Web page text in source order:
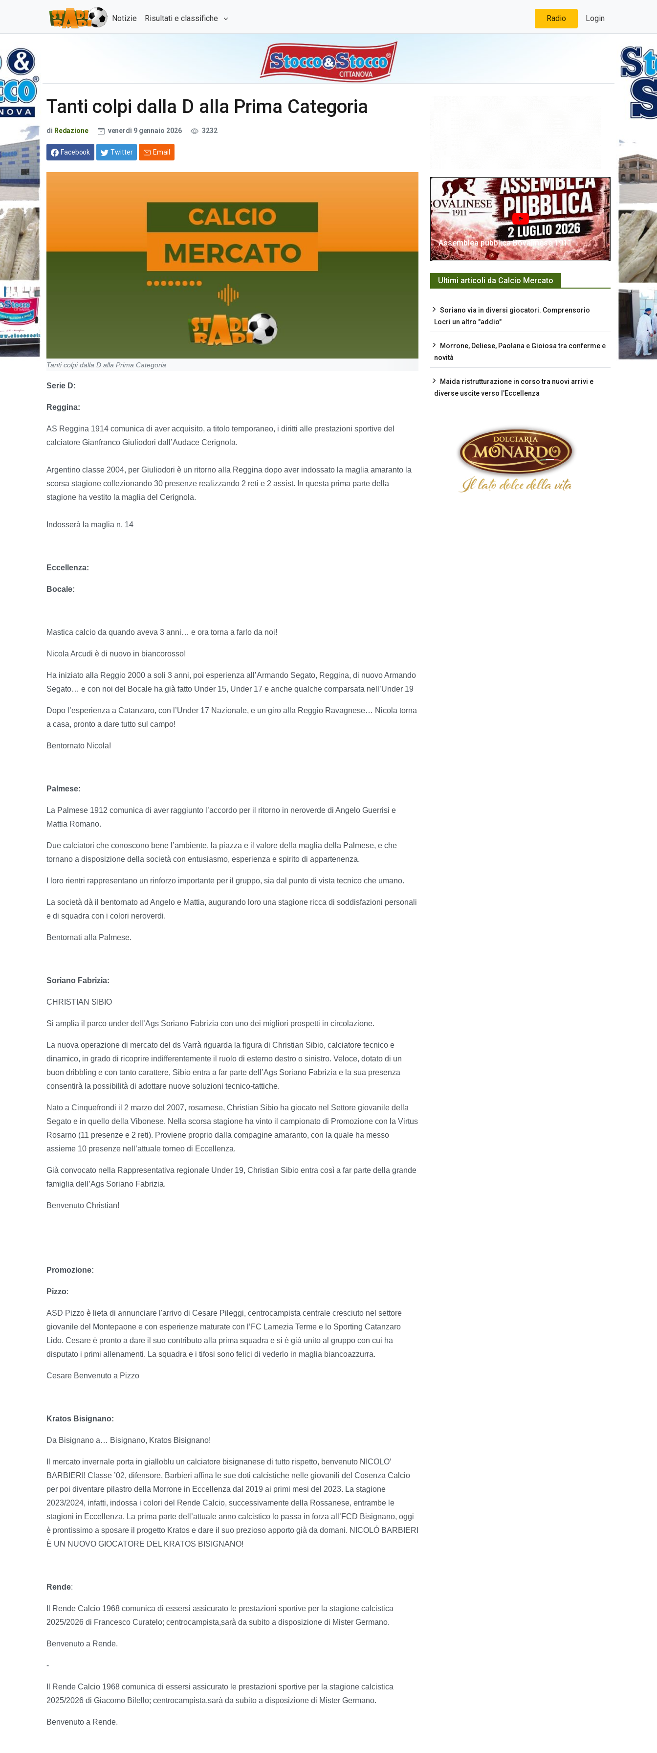
Notizie Risultati e classifiche Radio Login
Tanti colpi dalla D alla Prima Categoria
di Redazione venerdì 9 gennaio 2026 3232
Facebook Twitter Email
Tanti colpi dalla D alla Prima Categoria
Serie D:
Reggina:
AS Reggina 1914 comunica di aver acquisito, a titolo temporaneo, i diritti alle prestazioni sportive del
calciatore Gianfranco Giuliodori dall’Audace Cerignola.
Argentino classe 2004, per Giuliodori è un ritorno alla Reggina dopo aver indossato la maglia amaranto la
scorsa stagione collezionando 30 presenze realizzando 2 reti e 2 assist. In questa prima parte della
stagione ha vestito la maglia del Cerignola.
Indosserà la maglia n. 14
Eccellenza:
Bocale:
Mastica calcio da quando aveva 3 anni… e ora torna a farlo da noi!
Nicola Arcudi è di nuovo in biancorosso!
Ha iniziato alla Reggio 2000 a soli 3 anni, poi esperienza all’Armando Segato, Reggina, di nuovo Armando
Segato… e con noi del Bocale ha già fatto Under 15, Under 17 e anche qualche comparsata nell’Under 19
Dopo l’esperienza a Catanzaro, con l’Under 17 Nazionale, e un giro alla Reggio Ravagnese… Nicola torna
a casa, pronto a dare tutto sul campo!
Bentornato Nicola!
Palmese:
La Palmese 1912 comunica di aver raggiunto l’accordo per il ritorno in neroverde di Angelo Guerrisi e
Mattia Romano.
Due calciatori che conoscono bene l’ambiente, la piazza e il valore della maglia della Palmese, e che
tornano a disposizione della società con entusiasmo, esperienza e spirito di appartenenza.
I loro rientri rappresentano un rinforzo importante per il gruppo, sia dal punto di vista tecnico che umano.
La società dà il bentornato ad Angelo e Mattia, augurando loro una stagione ricca di soddisfazioni personali
e di squadra con i colori neroverdi.
Bentornati alla Palmese.
Soriano Fabrizia:
CHRISTIAN SIBIO
Si amplia il parco under dell’Ags Soriano Fabrizia con uno dei migliori prospetti in circolazione.
La nuova operazione di mercato del ds Varrà riguarda la figura di Christian Sibio, calciatore tecnico e
dinamico, in grado di ricoprire indifferentemente il ruolo di esterno destro o sinistro. Veloce, dotato di un
buon dribbling e con tanto carattere, Sibio entra a far parte dell’Ags Soriano Fabrizia e la sua presenza
consentirà la possibilità di adottare nuove soluzioni tecnico-tattiche.
Nato a Cinquefrondi il 2 marzo del 2007, rosarnese, Christian Sibio ha giocato nel Settore giovanile della
Segato e in quello della Vibonese. Nella scorsa stagione ha vinto il campionato di Promozione con la Virtus
Rosarno (11 presenze e 2 reti). Proviene proprio dalla compagine amaranto, con la quale ha messo
assieme 10 presenze nell’attuale torneo di Eccellenza.
Già convocato nella Rappresentativa regionale Under 19, Christian Sibio entra così a far parte della grande
famiglia dell’Ags Soriano Fabrizia.
Benvenuto Christian!
Promozione:
Pizzo:
ASD Pizzo è lieta di annunciare l'arrivo di Cesare Pileggi, centrocampista centrale cresciuto nel settore
giovanile del Montepaone e con esperienze maturate con l’FC Lamezia Terme e lo Sporting Catanzaro
Lido. Cesare è pronto a dare il suo contributo alla prima squadra e si è già unito al gruppo con cui ha
disputato i primi allenamenti. La squadra e i tifosi sono felici di vederlo in maglia biancoazzurra.
Cesare Benvenuto a Pizzo
Kratos Bisignano:
Da Bisignano a… Bisignano, Kratos Bisignano!
Il mercato invernale porta in gialloblu un calciatore bisignanese di tutto rispetto, benvenuto NICOLO’
BARBIERI! Classe ’02, difensore, Barbieri affina le sue doti calcistiche nelle giovanili del Cosenza Calcio
per poi diventare pilastro della Morrone in Eccellenza dal 2019 ai primi mesi del 2023. La stagione
2023/2024, infatti, indossa i colori del Rende Calcio, successivamente della Rossanese, entrambe le
stagioni in Eccellenza. La prima parte dell’attuale anno calcistico lo passa in forza all’FCD Bisignano, oggi
è prontissimo a sposare il progetto Kratos e dare il suo prezioso apporto già da domani. NICOLÓ BARBIERI
È UN NUOVO GIOCATORE DEL KRATOS BISIGNANO!
Rende:
Il Rende Calcio 1968 comunica di essersi assicurato le prestazioni sportive per la stagione calcistica
2025/2026 di Francesco Curatelo; centrocampista,sarà da subito a disposizione di Mister Germano.
Benvenuto a Rende.
-
Il Rende Calcio 1968 comunica di essersi assicurato le prestazioni sportive per la stagione calcistica
2025/2026 di Giacomo Bilello; centrocampista,sarà da subito a disposizione di Mister Germano.
Benvenuto a Rende.
Assemblea pubblica Bovalinese 1911
Ultimi articoli da Calcio Mercato
Soriano via in diversi giocatori. Comprensorio
Locri un altro "addio"
Morrone, Deliese, Paolana e Gioiosa tra conferme e
novità
Maida ristrutturazione in corso tra nuovi arrivi e
diverse uscite verso l'Eccellenza